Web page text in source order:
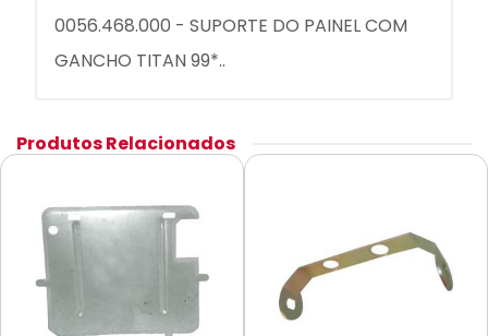
0056.468.000 - SUPORTE DO PAINEL COM
GANCHO TITAN 99*..
Produtos Relacionados